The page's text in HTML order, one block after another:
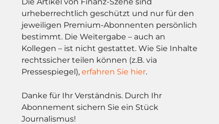
urheberrechtlich geschützt und nur für den
jeweiligen Premium-Abonnenten persönlich
bestimmt. Die Weitergabe – auch an
Kollegen – ist nicht gestattet. Wie Sie Inhalte
rechtssicher teilen können (z.B. via
Pressespiegel), erfahren Sie hier.
Danke für Ihr Verständnis. Durch Ihr
Abonnement sichern Sie ein Stück
Journalismus!